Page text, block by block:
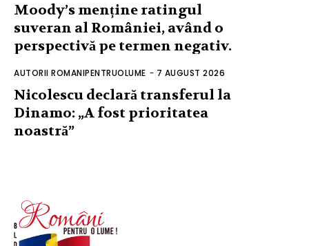
Moody’s menține ratingul
suveran al României, având o
perspectivă pe termen negativ.
AUTORII ROMANIPENTRUOLUME - 7 AUGUST 2026
Nicolescu declară transferul la
Dinamo: „A fost prioritatea
noastră”